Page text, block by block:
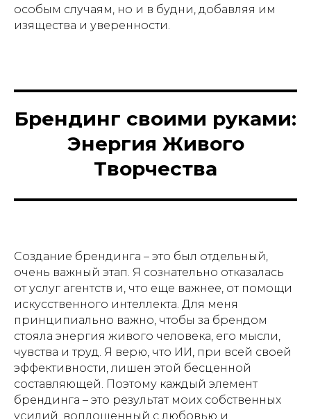
особым случаям, но и в будни, добавляя им
изящества и уверенности.
Брендинг своими руками:
Энергия Живого
Творчества
Создание брендинга – это был отдельный,
очень важный этап. Я сознательно отказалась
от услуг агентств и, что еще важнее, от помощи
искусственного интеллекта. Для меня
принципиально важно, чтобы за брендом
стояла энергия живого человека, его мысли,
чувства и труд. Я верю, что ИИ, при всей своей
эффективности, лишен этой бесценной
составляющей. Поэтому каждый элемент
брендинга – это результат моих собственных
усилий, воплощенный с любовью и